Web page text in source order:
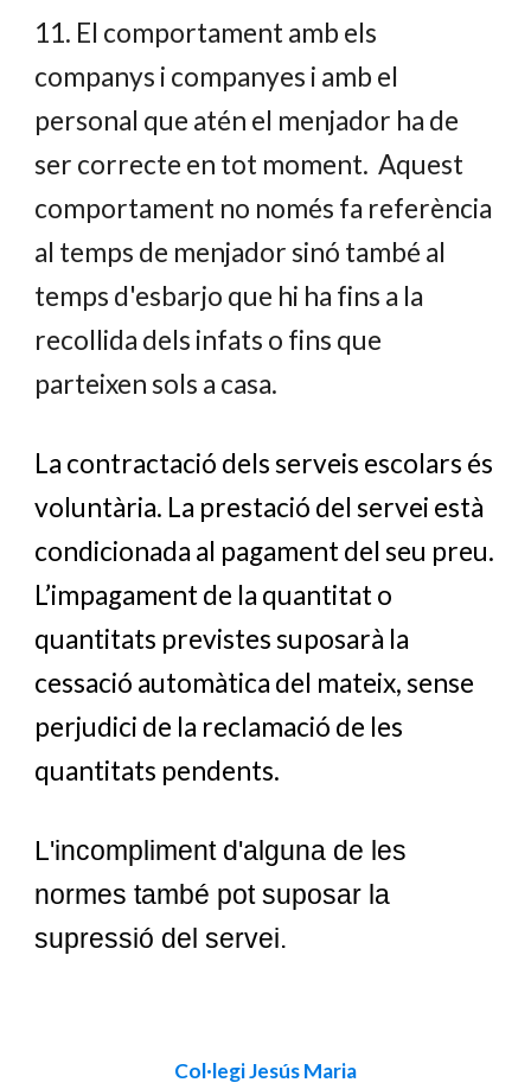
11. El comportament amb els
companys i companyes i amb el
personal que atén el menjador ha de
ser correcte en tot moment. Aquest
comportament no només fa referència
al temps de menjador sinó també al
temps d'esbarjo que hi ha fins a la
recollida dels infats o fins que
parteixen sols a casa.
La contractació dels serveis escolars és
voluntària. La prestació del servei està
condicionada al pagament del seu preu.
L’impagament de la quantitat o
quantitats previstes suposarà la
cessació automàtica del mateix, sense
perjudici de la reclamació de les
quantitats pendents.
L'incompliment d'alguna de les
normes també pot suposar la
supressió del servei.
Col·legi Jesús Maria